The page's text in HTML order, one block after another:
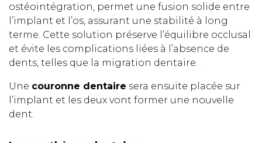
ostéointégration, permet une fusion solide entre
l’implant et l’os, assurant une stabilité à long
terme. Cette solution préserve l’équilibre occlusal
et évite les complications liées à l’absence de
dents, telles que la migration dentaire.
Une couronne dentaire sera ensuite placée sur
l’implant et les deux vont former une nouvelle
dent.